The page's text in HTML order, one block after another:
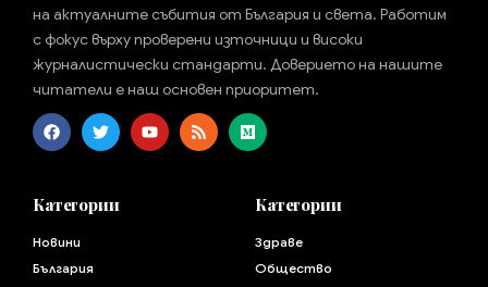
на актуалните събития от България и света. Работим
с фокус върху проверени източници и високи
журналистически стандарти. Доверието на нашите
читатели е наш основен приоритет.
Категории
Новини
България
Категории
Здраве
Общество